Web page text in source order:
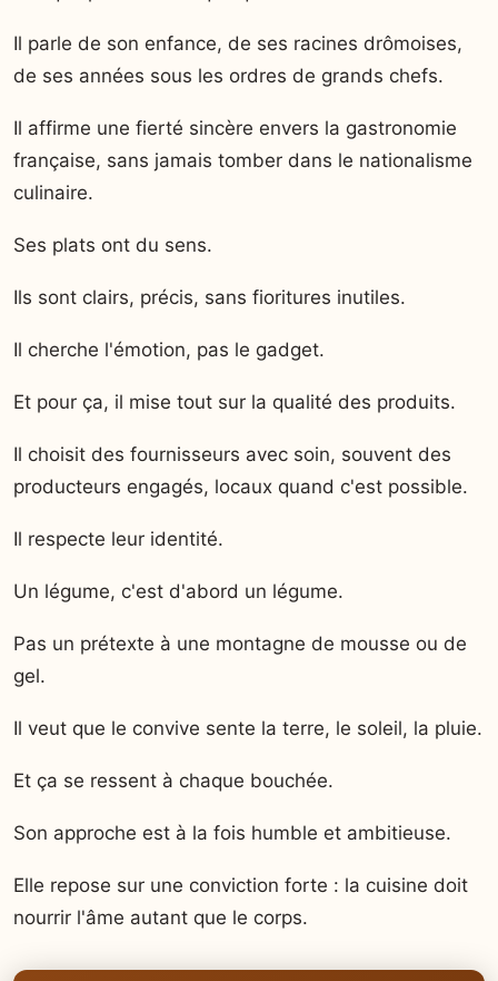
Il parle de son enfance, de ses racines drômoises,
de ses années sous les ordres de grands chefs.
Il affirme une fierté sincère envers la gastronomie
française, sans jamais tomber dans le nationalisme
culinaire.
Ses plats ont du sens.
Ils sont clairs, précis, sans fioritures inutiles.
Il cherche l'émotion, pas le gadget.
Et pour ça, il mise tout sur la qualité des produits.
Il choisit des fournisseurs avec soin, souvent des
producteurs engagés, locaux quand c'est possible.
Il respecte leur identité.
Un légume, c'est d'abord un légume.
Pas un prétexte à une montagne de mousse ou de
gel.
Il veut que le convive sente la terre, le soleil, la pluie.
Et ça se ressent à chaque bouchée.
Son approche est à la fois humble et ambitieuse.
Elle repose sur une conviction forte : la cuisine doit
nourrir l'âme autant que le corps.